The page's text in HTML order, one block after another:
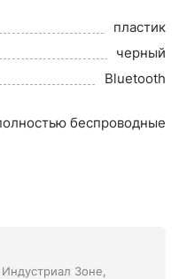
пластик
черный
Bluetooth
беспроводные
Зоне,